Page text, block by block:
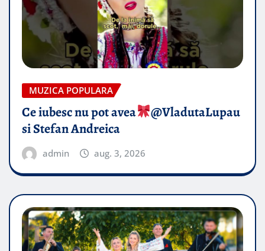
MUZICA POPULARA
Ce iubesc nu pot avea
​@VladutaLupau
si Stefan Andreica
admin aug. 3, 2026